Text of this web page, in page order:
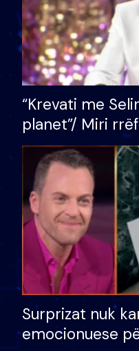
“Krevati me
planet”/ Miri
bukura në
mungojë zilja
Surprizat nuk
emocionuese